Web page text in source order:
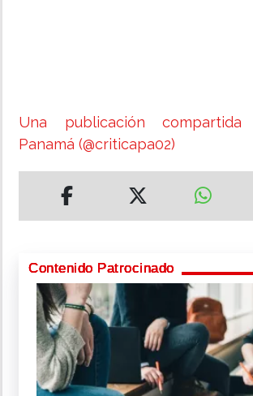
Una publicación
Panamá (@criticapa02)
Contenido Patrocinado